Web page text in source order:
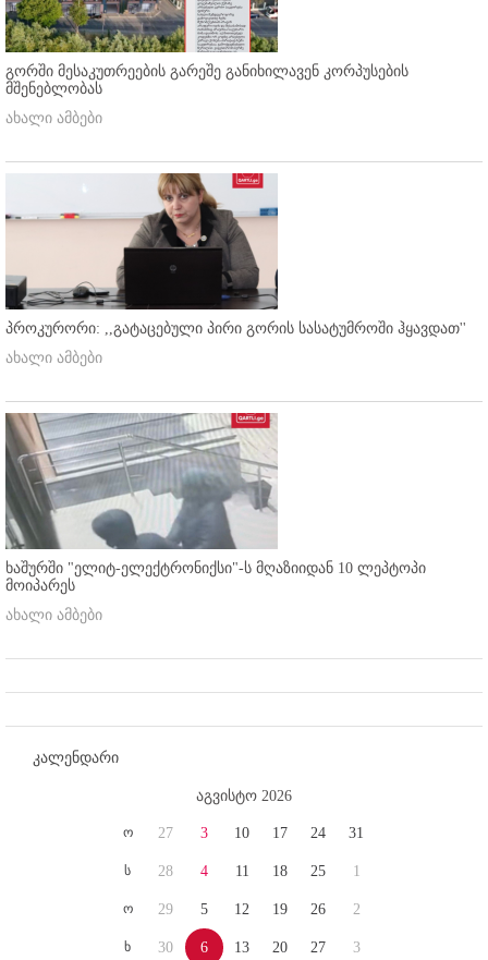
გორში მესაკუთრეების გარეშე განიხილავენ კორპუსების
მშენებლობას
ახალი ამბები
პროკურორი: ,,გატაცებული პირი გორის სასატუმროში ჰყავდათ''
ახალი ამბები
ხაშურში "ელიტ-ელექტრონიქსი"-ს მღაზიიდან 10 ლეპტოპი
მოიპარეს
ახალი ამბები
კალენდარი
აგვისტო 2026
ო
ს
ო
ხ
27
28
29
30
3
4
5
6
10
11
12
13
17
18
19
20
24
25
26
27
31
1
2
3